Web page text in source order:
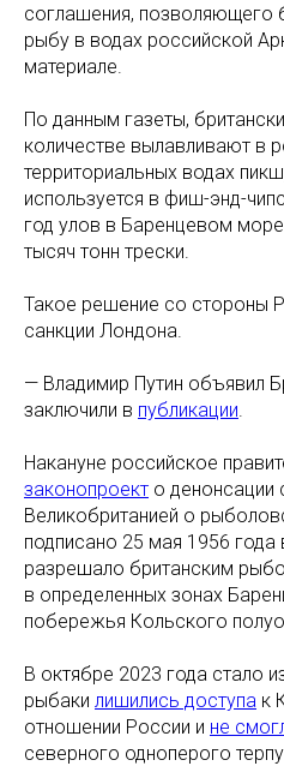
соглашения, позволяющего
рыбу в водах российской
материале.
По данным газеты,
количестве вылавливают в
территориальных водах
используется в фиш-энд-
год улов в Баренцевом
тысяч тонн трески.
Такое решение со стороны
санкции Лондона.
— Владимир Путин объявил
заключили в публикации.
Накануне российское
законопроект о денонсации
Великобританией о
подписано 25 мая 1956
разрешало британским
в определенных зонах
побережья Кольского
В октябре 2023 года стало
рыбаки лишились доступа к
отношении России и не
северного одноперого